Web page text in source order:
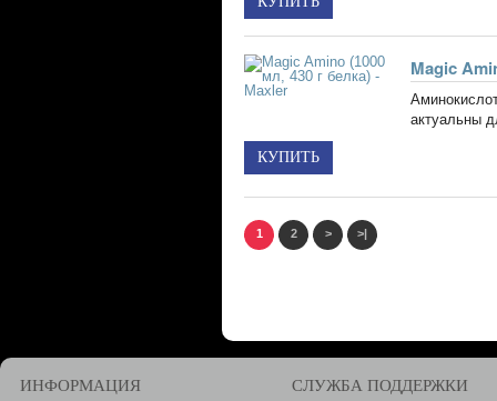
Magic
актуальны
1 2 > >|
ИНФОРМАЦИЯ СЛУЖБА ПОДДЕРЖКИ